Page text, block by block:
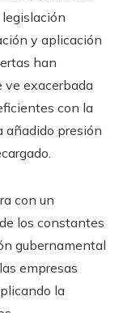
y aplicación
han
ve exacerbada
con la
añadido presión
con un
los constantes
gubernamental
empresas
la